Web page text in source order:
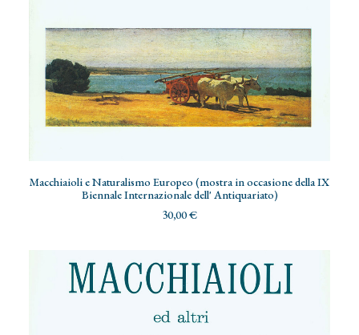
ADD TO CART
Macchiaioli e Naturalismo Europeo (mostra in occasione della IX
Biennale Internazionale dell' Antiquariato)
30,00€